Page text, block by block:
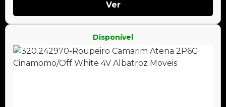
Ver
Disponível